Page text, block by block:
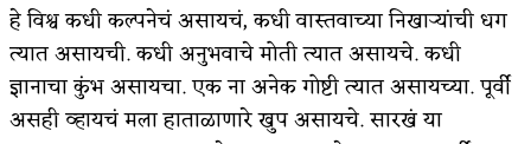
काळजाचे प्रेत
चमकदार चांदी
हे विश्व कधी कल्पनेचं असायचं, कधी वास्तवाच्या निखाऱ्यांची धग
त्यात असायची. कधी अनुभवाचे मोती त्यात असायचे. कधी
ज्ञानाचा कुंभ असायचा. एक ना अनेक गोष्टी त्यात असायच्या. पूर्वी
असही व्हायचं मला हाताळाणारे खुप असायचे. सारखं या